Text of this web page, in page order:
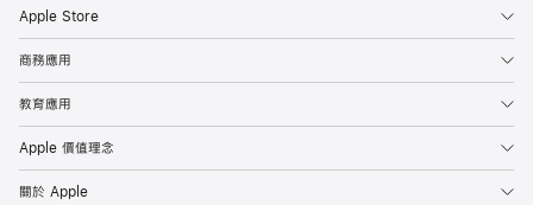
Apple Store
商務應用
教育應用
Apple 價值理念
關於 Apple